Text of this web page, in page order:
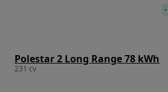
Polestar 2 Long Range 78 kWh
231 cv
-